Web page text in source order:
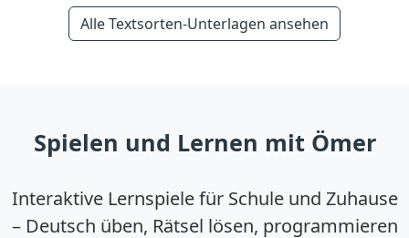
Alle Textsorten-Unterlagen ansehen
Spielen und Lernen mit Ömer
Interaktive Lernspiele für Schule und Zuhause
– Deutsch üben, Rätsel lösen, programmieren